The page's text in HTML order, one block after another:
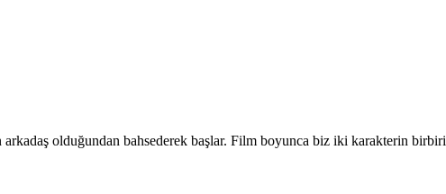
olduğundan bahsederek başlar. Film boyunca biz iki karakterin